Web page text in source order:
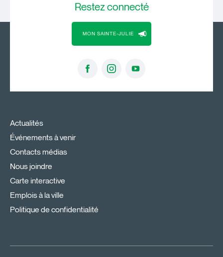
Restezconnecté
MON SAINTE-JULIE
Actualités
Événements à venir
Contacts médias
Nous joindre
Carte interactive
Emplois à la ville
Politique de confidentialité